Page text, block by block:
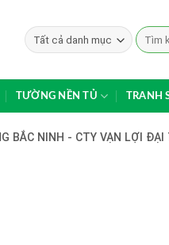
Search
for:
TƯỜNG NỀN TỦ TRANH
BẮC NINH - CTY VẠN LỢI ĐẠI